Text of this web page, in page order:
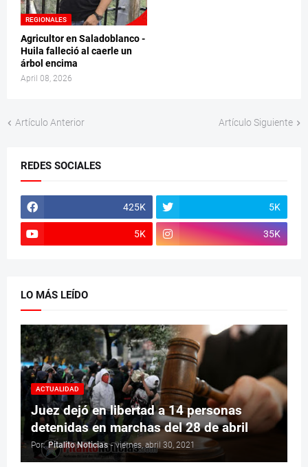
REGIONALES
Agricultor en Saladoblanco -
Huila falleció al caerle un
árbol encima
April 08, 2026
Artículo Anterior Artículo Siguiente
REDES SOCIALES
425K 5K
5K 35K
LO MÁS LEÍDO
ACTUALIDAD
Juez dejó en libertad a 14 personas
detenidas en marchas del 28 de abril
Por: Pitalito Noticias - viernes, abril 30, 2021